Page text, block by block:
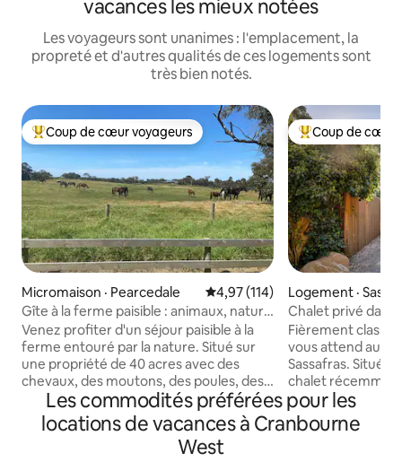
vacances les mieux notées
Les voyageurs sont unanimes : l'emplacement, la
propreté et d'autres qualités de ces logements sont
très bien notés.
Coup de cœur voyageurs parmi les plus aimés
Coup de cœur voyageurs
Micromaison · Pearcedale Note moyenne de 4,97 sur 5,
4,97 (114)
Gîte à la ferme paisible : animaux, nature
et air frais
Venez profiter d'un séjour paisible à la
ferme entouré par la nature. Situé sur
une propriété de 40 acres avec des
chevaux, des moutons, des poules, des
chiens et des chats. Réveillez-vous avec
des chevaux qui paissent juste à côté de
votre véranda, rencontrez les animaux
sympathiques de la ferme et détendez-
Coup de cœur
Coup de cœur
Logement ·
Chalet privé dans
une forêt de 0,2
Dandenong
Fièrement classé
vous attend au
Sassafras. Situé
chalet
ambiance de
nombreuses
qui sont
Les commodités préférées pour les
locations de vacances à Cranbourne
West